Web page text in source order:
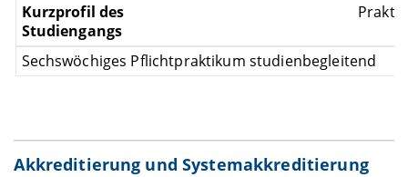
Sechswöchiges Pflichtpraktikum studienbegleitend
Akkreditierung und Systemakkreditierung